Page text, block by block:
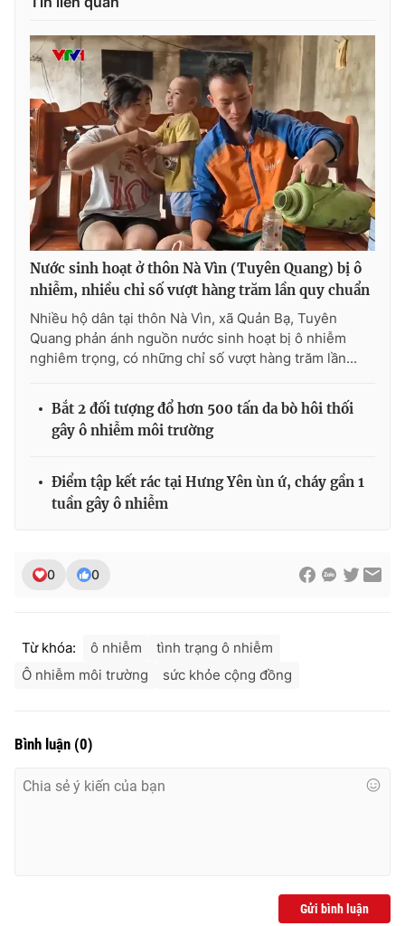
Nước sinh hoạt ở thôn Nà Vìn (Tuyên Quang) bị ô
nhiễm, nhiều chỉ số vượt hàng trăm lần quy chuẩn
Nhiều hộ dân tại thôn Nà Vìn, xã Quản Bạ, Tuyên
Quang phản ánh nguồn nước sinh hoạt bị ô nhiễm
nghiêm trọng, có những chỉ số vượt hàng trăm lần...
Bắt 2 đối tượng đổ hơn 500 tấn da bò hôi thối
gây ô nhiễm môi trường
Điểm tập kết rác tại Hưng Yên ùn ứ, cháy gần 1
tuần gây ô nhiễm
0 0
Từ khóa: ô nhiễm
tình trạng ô nhiễm
Ô nhiễm môi trường
sức khỏe cộng đồng
Bình luận (0)
Gửi bình luận